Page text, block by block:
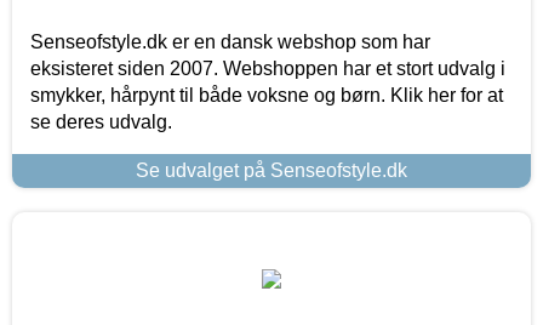
Senseofstyle.dk er en dansk webshop som har
eksisteret siden 2007. Webshoppen har et stort udvalg i
smykker, hårpynt til både voksne og børn. Klik her for at
se deres udvalg.
Se udvalget på Senseofstyle.dk